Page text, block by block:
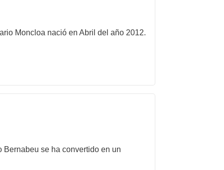
Moncloa nació en Abril del año 2012.
Bernabeu se ha convertido en un